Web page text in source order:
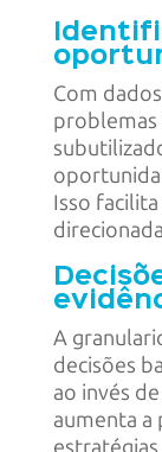
Com
problemas
Isso
A
decisões
ao invés
aumenta a